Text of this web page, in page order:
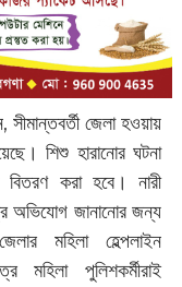
জেলা হওয়ায়
শিশু হারানোর ঘটনা
করা হবে। নারী
অভিযোগ জানানোর জন্য
মহিলা হেল্পলাইন
পুলিশকর্মীরাই